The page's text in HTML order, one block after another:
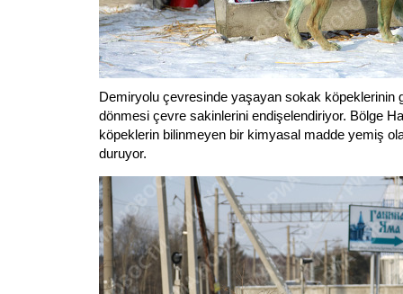
Demiryolu çevresinde yaşayan sokak köpeklerinin
dönmesi çevre sakinlerini endişelendiriyor. Bölge
köpeklerin bilinmeyen bir kimyasal madde yemiş
duruyor.